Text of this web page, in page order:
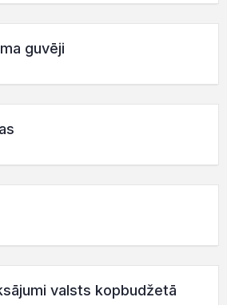
guvēji
valsts kopbudžetā